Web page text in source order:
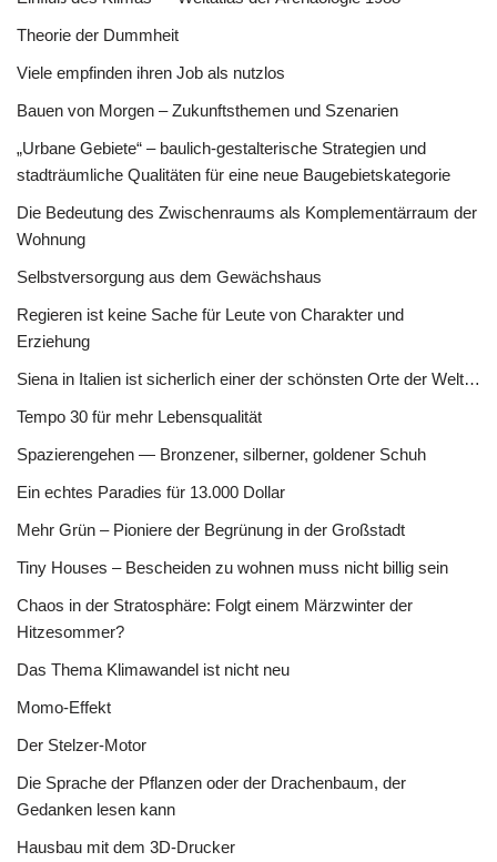
Theorie der Dummheit
Viele empfinden ihren Job als nutzlos
Bauen von Morgen – Zukunftsthemen und Szenarien
„Urbane Gebiete“ – baulich-gestalterische Strategien und
stadträumliche Qualitäten für eine neue Baugebietskategorie
Die Bedeutung des Zwischenraums als Komplementärraum der
Wohnung
Selbstversorgung aus dem Gewächshaus
Regieren ist keine Sache für Leute von Charakter und
Erziehung
Siena in Italien ist sicherlich einer der schönsten Orte der Welt…
Tempo 30 für mehr Lebensqualität
Spazierengehen — Bronzener, silberner, goldener Schuh
Ein echtes Paradies für 13.000 Dollar
Mehr Grün – Pioniere der Begrünung in der Großstadt
Tiny Houses – Bescheiden zu wohnen muss nicht billig sein
Chaos in der Stratosphäre: Folgt einem Märzwinter der
Hitzesommer?
Das Thema Klimawandel ist nicht neu
Momo-Effekt
Der Stelzer-Motor
Die Sprache der Pflanzen oder der Drachenbaum, der
Gedanken lesen kann
Hausbau mit dem 3D-Drucker